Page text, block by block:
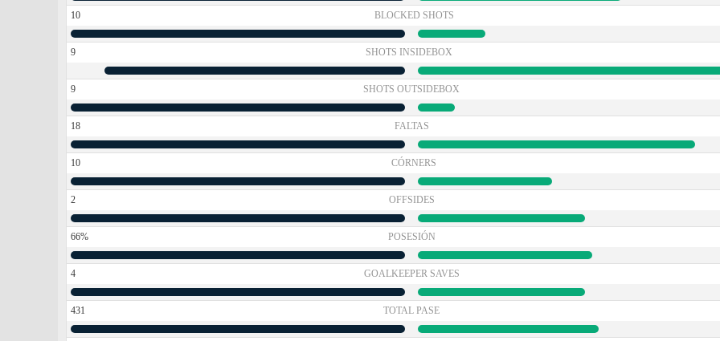
10 BLOCKED SHOTS
9 SHOTS INSIDEBOX
9 SHOTS OUTSIDEBOX
18 FALTAS
10 CÓRNERS
2 OFFSIDES
66% POSESIÓN
4 GOALKEEPER SAVES
431 TOTAL PASE